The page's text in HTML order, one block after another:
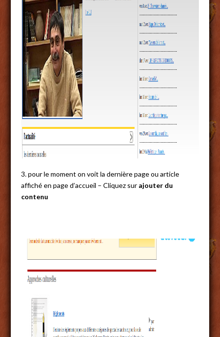
3. pour le moment on voit la dernière page ou article
affiché en page d’accueil – Cliquez sur ajouter du
contenu